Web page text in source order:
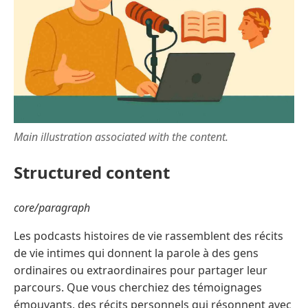
Main illustration associated with the content.
Structured content
core/paragraph
Les podcasts histoires de vie rassemblent des récits
de vie intimes qui donnent la parole à des gens
ordinaires ou extraordinaires pour partager leur
parcours. Que vous cherchiez des témoignages
émouvants, des récits personnels qui résonnent avec